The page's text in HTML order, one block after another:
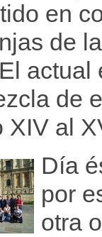
en
de
actual
de
XIV al
Día
por
otra